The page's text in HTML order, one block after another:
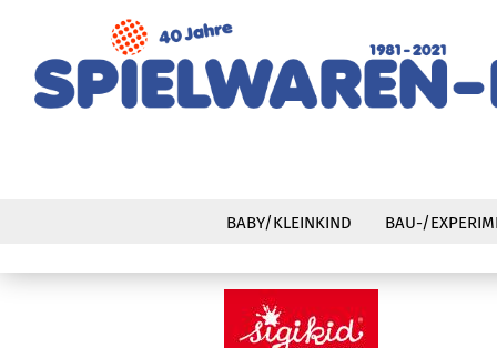
BABY/KLEINKIND BAU-/